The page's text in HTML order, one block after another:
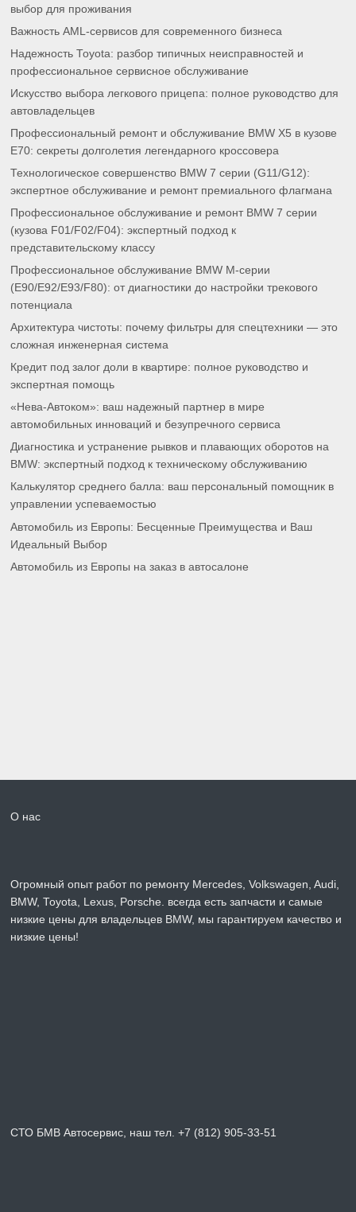
выбор для проживания
Важность AML-сервисов для современного бизнеса
Надежность Toyota: разбор типичных неисправностей и
профессиональное сервисное обслуживание
Искусство выбора легкового прицепа: полное руководство для
автовладельцев
Профессиональный ремонт и обслуживание BMW X5 в кузове
E70: секреты долголетия легендарного кроссовера
Технологическое совершенство BMW 7 серии (G11/G12):
экспертное обслуживание и ремонт премиального флагмана
Профессиональное обслуживание и ремонт BMW 7 серии
(кузова F01/F02/F04): экспертный подход к
представительскому классу
Профессиональное обслуживание BMW M-серии
(E90/E92/E93/F80): от диагностики до настройки трекового
потенциала
Архитектура чистоты: почему фильтры для спецтехники — это
сложная инженерная система
Кредит под залог доли в квартире: полное руководство и
экспертная помощь
«Нева-Автоком»: ваш надежный партнер в мире
автомобильных инноваций и безупречного сервиса
Диагностика и устранение рывков и плавающих оборотов на
BMW: экспертный подход к техническому обслуживанию
Калькулятор среднего балла: ваш персональный помощник в
управлении успеваемостью
Автомобиль из Европы: Бесценные Преимущества и Ваш
Идеальный Выбор
Автомобиль из Европы на заказ в автосалоне
О нас
Огромный опыт работ по ремонту Mercedes, Volkswagen, Audi,
BMW, Toyota, Lexus, Porsche. всегда есть запчасти и самые
низкие цены для владельцев BMW, мы гарантируем качество и
низкие цены!
СТО БМВ Автосервис, наш тел. +7 (812) 905-33-51